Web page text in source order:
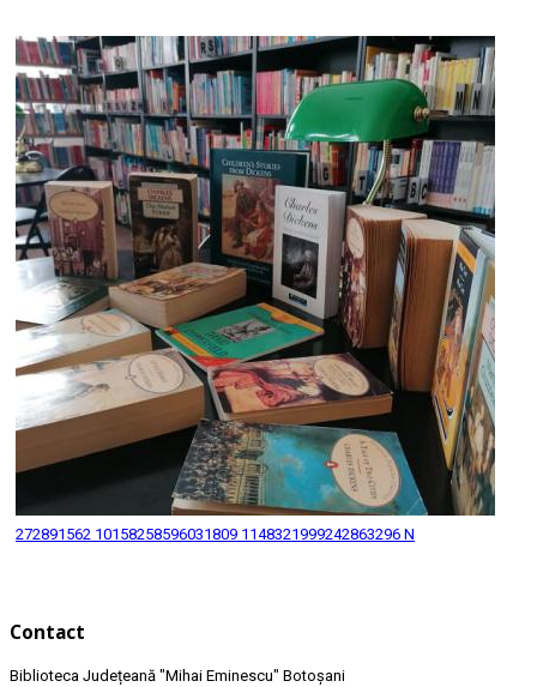
272891562 10158258596031809 1148321999242863296 N
Contact
Biblioteca Județeană "Mihai Eminescu" Botoșani